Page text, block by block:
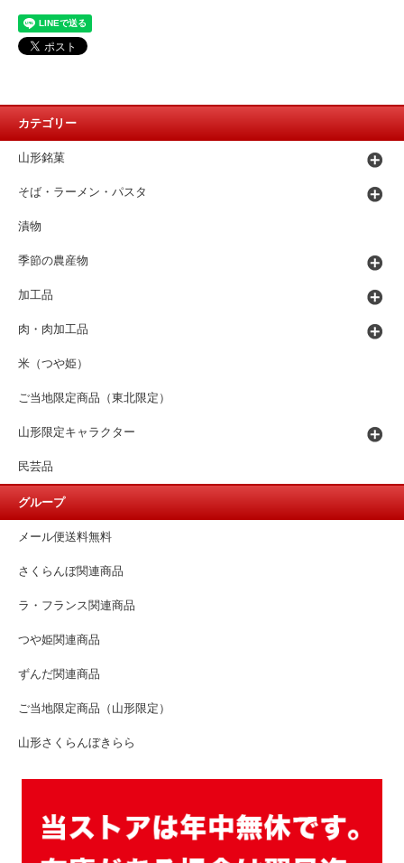
カテゴリー
山形銘菓
そば・ラーメン・パスタ
漬物
季節の農産物
加工品
肉・肉加工品
米（つや姫）
ご当地限定商品（東北限定）
山形限定キャラクター
民芸品
グループ
メール便送料無料
さくらんぼ関連商品
ラ・フランス関連商品
つや姫関連商品
ずんだ関連商品
ご当地限定商品（山形限定）
山形さくらんぼきらら